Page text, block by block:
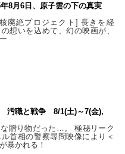
8月6日、原子雲の下の真実
廃絶プロジェクト] 長きを経
想いを込めて、幻の映画が、
汚職と戦争 8/1(土)～7(金),
贈り物だった…。 極秘リーク
首相の警察尋問映像により＜
暴かれる！